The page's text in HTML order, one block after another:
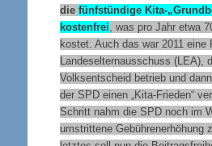
die fünfstündige Kita-
kostenfrei , was pro Jahr etwa
kostet. Auch das war 2011 eine
Landeselternausschuss (LEA),
Volksentscheid betrieb und
der SPD einen „Kita-Frieden“
Schritt nahm die SPD noch im
umstrittene Gebührenerhöhung